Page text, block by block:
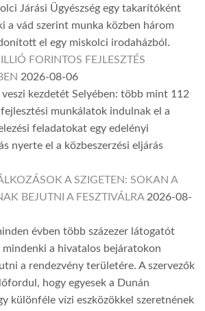
Járási Ügyészség egy takarítóként
a vád szerint munka közben három
el egy miskolci irodaházból.
FORINTOS FEJLESZTÉS
2026-08-06
veszi kezdetét Selyében: több mint 112
munkálatok indulnak el a
feladatokat egy edelényi
nyerte el a közbeszerzési eljárás
A SZIGETEN: SOKAN A
BEJUTNI A FESZTIVÁLRA 2026-08-
évben több százezer látogatót
mindenki a hivatalos bejáratokon
a rendezvény területére. A szervezők
hogy egyesek a Dunán
különféle vízi eszközökkel szeretnének